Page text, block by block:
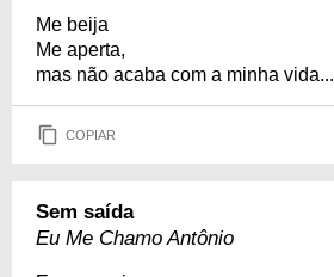
Me beija
Me aperta,
mas não acaba com a minha vida...
COPIAR
Sem saída
Eu Me Chamo Antônio